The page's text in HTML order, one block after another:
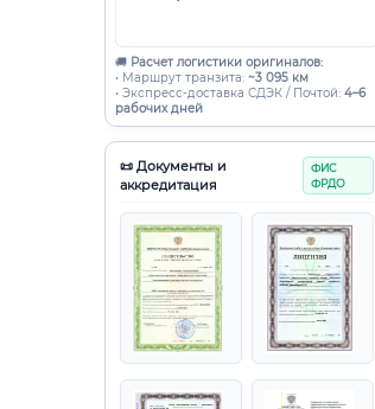
🚚 Расчет логистики оригиналов:
• Маршрут транзита: ~3 095 км
• Экспресс-доставка СДЭК / Почтой: 4–6
рабочих дней
📜 Документы и
аккредитация
ФИС
ФРДО